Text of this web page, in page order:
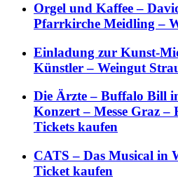
Orgel und Kaffee –
Pfarrkirche Meidling –
Einladung zur Kunst-
Künstler – Weingut
Die Ärzte – Buffalo Bill
Konzert – Messe Graz
Tickets kaufen
CATS – Das Musical in
Ticket kaufen